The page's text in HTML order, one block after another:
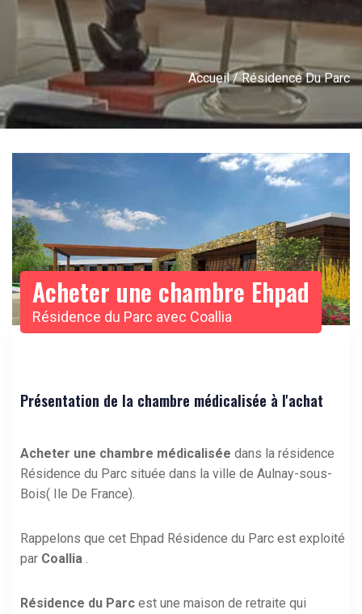
Accueil/ Résidence Du Parc
Acheter une chambre Ehpad
Résidence du Parc avec Coallia
Présentation de la chambre médicalisée à l'achat
Acheter une chambre médicalisée dans la résidence
Résidence du Parc située dans la ville de Aulnay-sous-
Bois( Ile De France).
Rappelons que cet Ehpad Résidence du Parc est exploité
par Coallia
Résidence du Parc est une maison de retraite qui